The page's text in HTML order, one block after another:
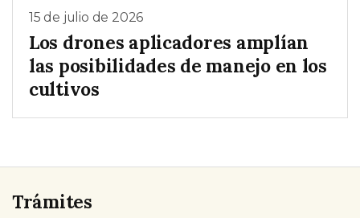
15 de julio de 2026
Los drones aplicadores amplían
las posibilidades de manejo en los
cultivos
Trámites